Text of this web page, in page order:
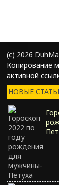
(с) 2026
Копирование
активной
НОВЫЕ